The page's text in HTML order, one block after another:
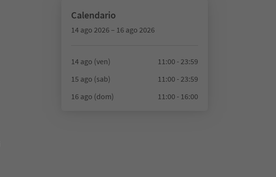
Calendario
14 ago 2026 – 16 ago 2026
14 ago (ven)
11:00 - 23:59
15 ago (sab)
11:00 - 23:59
16 ago (dom)
11:00 - 16:00